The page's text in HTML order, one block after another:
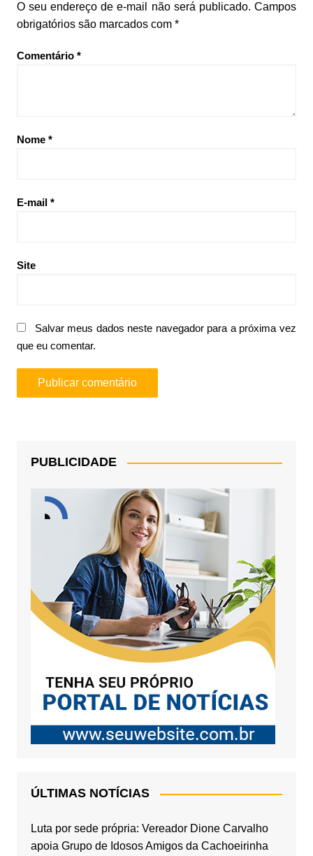
O seu endereço de e-mail não será publicado. Campos
obrigatórios são marcados com *
Comentário *
Nome *
E-mail *
Site
Salvar meus dados neste navegador para a próxima vez
que eu comentar.
PUBLICIDADE
ÚLTIMAS NOTÍCIAS
Luta por sede própria: Vereador Dione Carvalho
apoia Grupo de Idosos Amigos da Cachoeirinha